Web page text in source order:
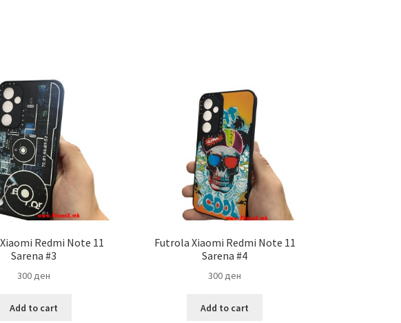
Redmi Note 11
Sarena #3
300ден
Add to cart
Futrola Xiaomi Redmi Note 11
Sarena #4
300ден
Add to cart